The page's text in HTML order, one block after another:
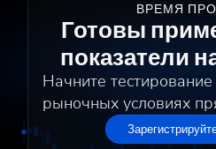
ВРЕМЯ
Готовы
показатели
Начните
рыночных условиях